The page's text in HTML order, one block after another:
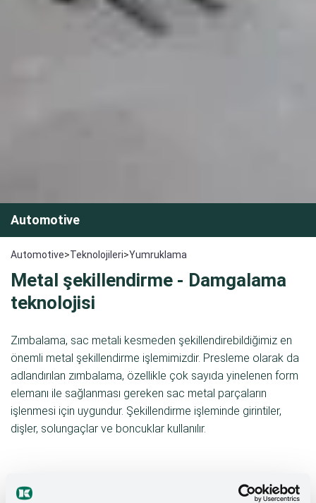
Automotive
Automotive>Teknolojileri>Yumruklama
Metal şekillendirme - Damgalama
teknolojisi
Zımbalama, sac metali kesmeden şekillendirebildiğimiz en
önemli metal şekillendirme işlemimizdir. Presleme olarak da
adlandırılan zımbalama, özellikle çok sayıda yinelenen form
elemanı ile sağlanması gereken sac metal parçaların
işlenmesi için uygundur. Şekillendirme işleminde girintiler,
dişler, solungaçlar ve boncuklar kullanılır.